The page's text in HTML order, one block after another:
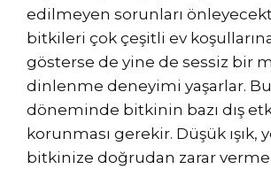
edilmeyen sorunları
bitkileri çok çeşitli ev
gösterse de yine de sessiz bir
dinlenme deneyimi yaşarlar. Bu
döneminde bitkinin bazı dış
korunması gerekir. Düşük ışık,
bitkinize doğrudan zarar